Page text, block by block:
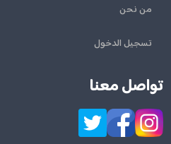
من نحن
تسجيل الدخول
تواصل معنا